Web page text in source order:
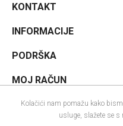
KONTAKT
INFORMACIJE
PODRŠKA
MOJ RAČUN
Kolačići nam pomažu kako
usluge, slažete se s